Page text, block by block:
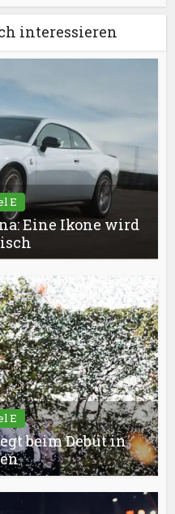
interessieren
E
Eine Ikone wird
E
beim Debüt in